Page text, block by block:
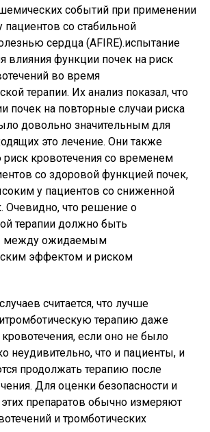
событий при применении
пациентов со стабильной
сердца (AFIRE).испытание
влияния функции почек на риск
во время
терапии. Их анализ показал, что
почек на повторные случаи риска
довольно значительным для
это лечение. Они также
риск кровотечения со временем
со здоровой функцией почек,
у пациентов со сниженной
Очевидно, что решение о
терапии должно быть
между ожидаемым
эффектом и риском
считается, что лучше
терапию даже
если оно не было
неудивительно, что и пациенты, и
продолжать терапию после
Для оценки безопасности и
препаратов обычно измеряют
и тромботических